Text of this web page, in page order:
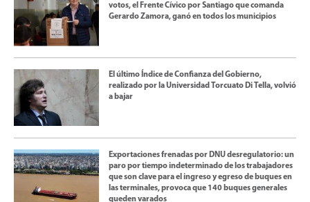
votos, el Frente Cívico por Santiago que comanda
Gerardo Zamora, ganó en todos los municipios
El último Índice de Confianza del Gobierno,
realizado por la Universidad Torcuato Di Tella, volvió
a bajar
Exportaciones frenadas por DNU desregulatorio: un
paro por tiempo indeterminado de los trabajadores
que son clave para el ingreso y egreso de buques en
las terminales, provoca que 140 buques generales
queden varados